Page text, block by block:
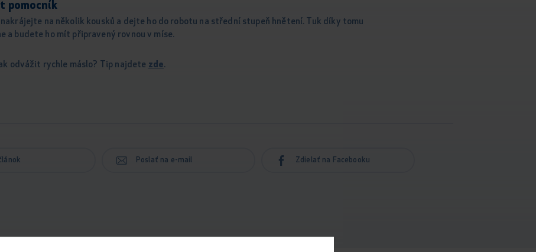
pomocník
na několik kousků a dejte ho do robotu na střední stupeň hnětení. Tuk díky tomu
a budete ho mít připravený rovnou v míse.
odvážit rychle máslo? Tip najdete zde.
Poslať na e-mail Zdielať na Facebooku